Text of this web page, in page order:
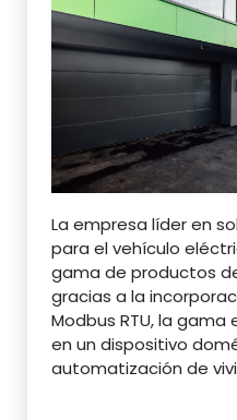
La empresa líder en
para el vehículo
gama de productos
gracias a la
Modbus RTU, la
en un dispositivo
automatización de